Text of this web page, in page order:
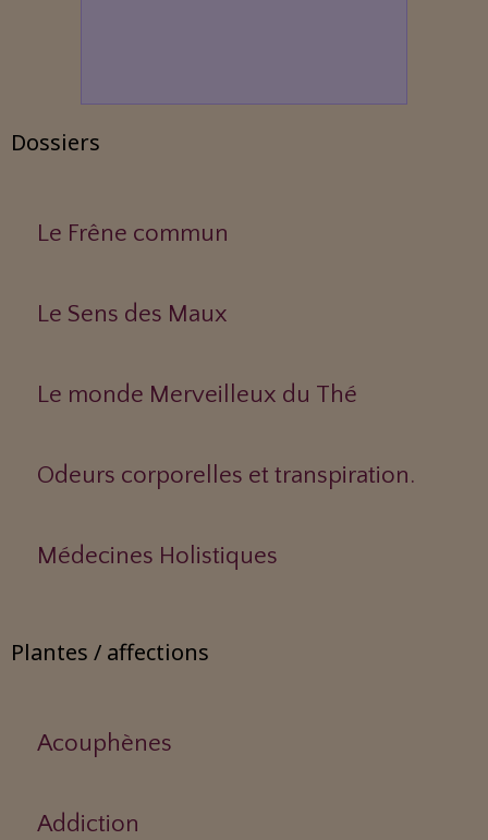
Dossiers
Le Frêne commun
Le Sens des Maux
Le monde Merveilleux du Thé
Odeurs corporelles et transpiration.
Médecines Holistiques
Plantes / affections
Acouphènes
Addiction